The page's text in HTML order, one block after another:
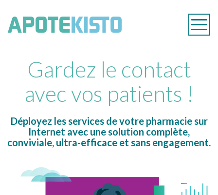
APOTE KISTO
EN
LIGNE
Gardez le contact
avec vos patients !
Déployez les services de votre pharmacie sur
Internet avec une solution complète,
conviviale, ultra-efficace et sans engagement.